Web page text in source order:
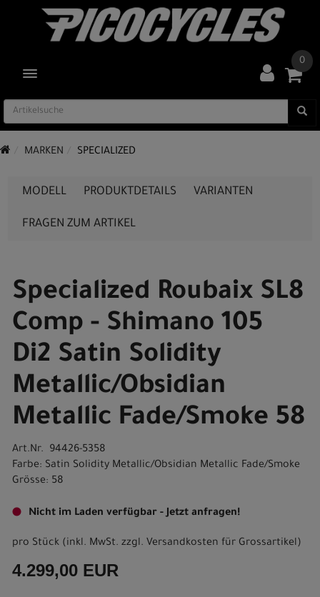
TOGGLE NAVIGATION
0
MARKEN SPECIALIZED
MODELL PRODUKTDETAILS VARIANTEN
FRAGEN ZUM ARTIKEL
Specialized Roubaix SL8
Comp - Shimano 105
Di2 Satin Solidity
Metallic/Obsidian
Metallic Fade/Smoke 58
Art.Nr. 94426-5358
Farbe: Satin Solidity Metallic/Obsidian Metallic Fade/Smoke
Grösse: 58
Nicht im Laden verfügbar - Jetzt anfragen!
pro Stück (inkl. MwSt. zzgl. Versandkosten für Grossartikel)
4.299,00 EUR